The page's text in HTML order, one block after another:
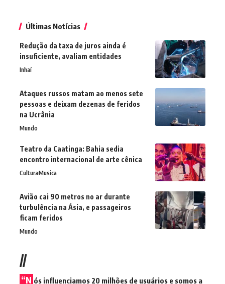
Últimas Notícias
Redução da taxa de juros ainda é
insuficiente, avaliam entidades
Inhaí
Ataques russos matam ao menos sete
pessoas e deixam dezenas de feridos
na Ucrânia
Mundo
Teatro da Caatinga: Bahia sedia
encontro internacional de arte cênica
CulturaMusica
Avião cai 90 metros no ar durante
turbulência na Ásia, e passageiros
ficam feridos
Mundo
//
“N ós influenciamos 20 milhões de usuários e somos a